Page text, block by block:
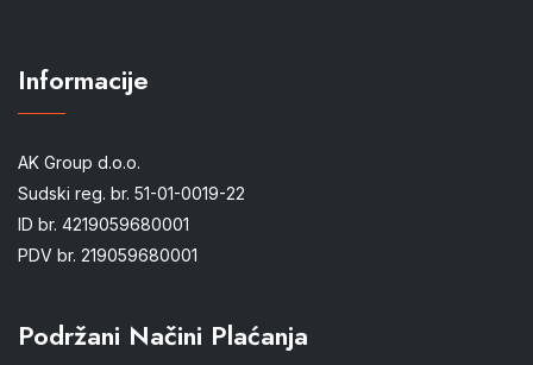
Informacije
AK Group d.o.o.
Sudski reg. br. 51-01-0019-22
ID br. 4219059680001
PDV br. 219059680001
Podržani Načini Plaćanja